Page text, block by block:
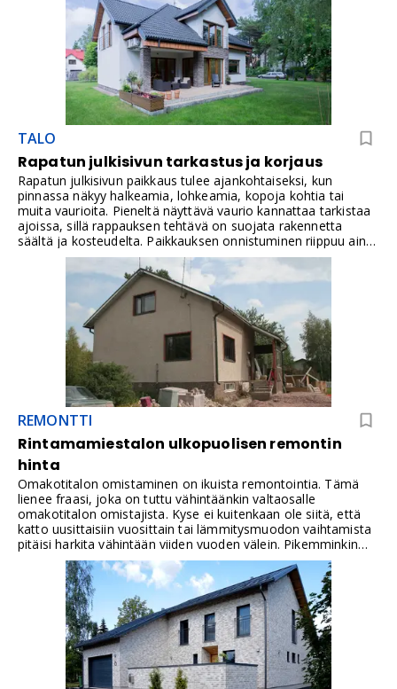
TALO
Rapatun julkisivun tarkastus ja korjaus
Rapatun julkisivun paikkaus tulee ajankohtaiseksi, kun
pinnassa näkyy halkeamia, lohkeamia, kopoja kohtia tai
muita vaurioita. Pieneltä näyttävä vaurio kannattaa tarkistaa
ajoissa, sillä rappauksen tehtävä on suojata rakennetta
säältä ja kosteudelta. Paikkauksen onnistuminen riippuu aina
vaurion laajuudesta, rappaustyypistä ja siitä, onko vaurion
syy selvitetty ennen korjausta.Vanha rappaus julkisivussa
saattaa vaatia korjausta ajan ja sääolosuhteiden
vaikutuksesta. Syitä rappauspinnan vaurioitumiselle voivat
olla esimerkiksi kosteus, pakkasrasitus, rakenteiden liikkeet
tai puutteellinen vedenohjaus julkisivulta. Tällöin on
arvioitava, pitääkö koko rappaus uusia vai riittääkö
paikallinen paikkaus. Entä miten onnistuu huoltomaalaus tai -
pinnoitus? Useissa tapauksissa rappausta on mahdollista
korjata paikallisesti, kun vaurioiden syy selvitetään ja korjaus
tehdään oikeilla materiaaleilla.
REMONTTI
Rintamamiestalon ulkopuolisen remontin
hinta
Omakotitalon omistaminen on ikuista remontointia. Tämä
lienee fraasi, joka on tuttu vähintäänkin valtaosalle
omakotitalon omistajista. Kyse ei kuitenkaan ole siitä, että
katto uusittaisiin vuosittain tai lämmitysmuodon vaihtamista
pitäisi harkita vähintään viiden vuoden välein. Pikemminkin
kyse on siitä, että kiinteistösi omistajana saat päättää siitä,
miltä kotisi näyttää ja miten se toimii. Välttämättömiä
korjauksia kuitenkin tulee ja niihin kannattaa varautua ajoissa
– niin henkisesti kuin taloudellisestikin.Koska nykypäivän
trendinä on uudisrakentamisen volyymin hiljentyminen,
keskittyvät suomalaiset nyt kotiensa kunnostamiseen. Mutta,
mitä tämä maksaa ja missä järjestyksessä remontit tulisi
suorittaa? Entä mitkä ovat yleisimpiä virheitä, joita
korjauksissa yleensä tehdään?